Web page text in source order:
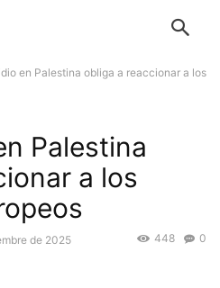
en Palestina obliga a reaccionar a los
Palestina
a los
de 2025 0
448